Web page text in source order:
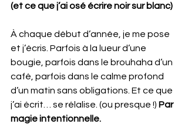
(et ce que j’ai osé écrire noir sur blanc)
À chaque début d’année, je me pose
et j’écris. Parfois à la lueur d’une
bougie, parfois dans le brouhaha d’un
café, parfois dans le calme profond
d’un matin sans obligations. Et ce que
j’ai écrit… se rélalise. (ou presque !) Par
magie intentionnelle.